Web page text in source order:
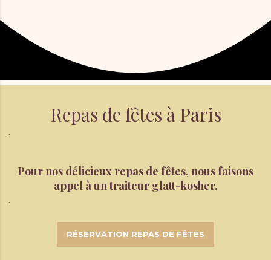
Repas de fêtes à Paris
Pour nos délicieux repas de fêtes, nous faisons
appel à un traiteur glatt-kosher.
RÉSERVATION REPAS DE FÊTES